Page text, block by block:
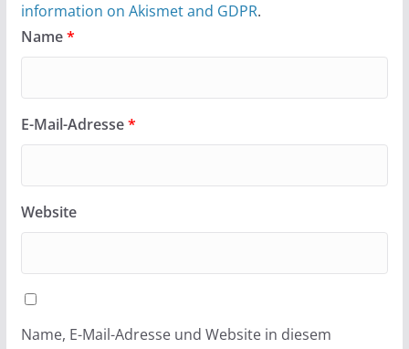
information on Akismet and GDPR.
Name*
E-Mail-Adresse*
Website
Name, E-Mail-Adresse und Website in diesem